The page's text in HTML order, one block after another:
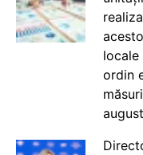
locale
ordin
august